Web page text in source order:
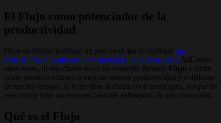
El Flujo como potenciador de la
productividad
Hace no mucho publiqué un post en el que te expliqué mi
experiencia en Software Craftsmanship Barcelona 2016 . Allí, entre
otras cosas, di una charla sobre un concepto llamado Flujo y sobre
cómo puede ayudarnos a mejorar nuestra productividad y a disfrutar
de nuestro trabajo. Si te perdiste la charla no te preocupes, porque en
este post te haré un resumen bastante exhaustivo de sus contenidos.
Qué es el Flujo